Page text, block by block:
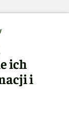
ich
i